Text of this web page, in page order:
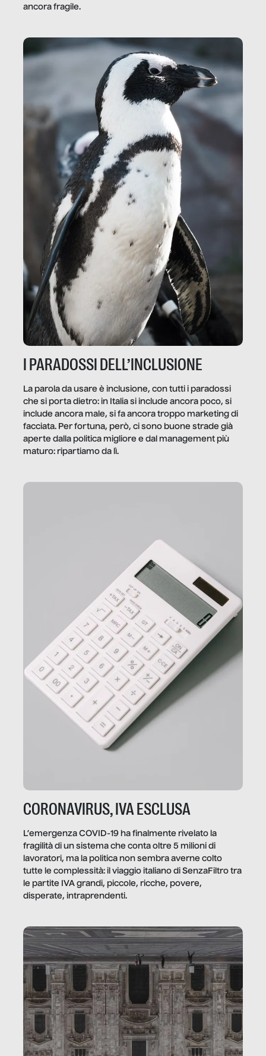
ancora fragile.
I PARADOSSI DELL’INCLUSIONE
La parola da usare è inclusione, con tutti i paradossi
che si porta dietro: in Italia si include ancora poco, si
include ancora male, si fa ancora troppo marketing di
facciata. Per fortuna, però, ci sono buone strade già
aperte dalla politica migliore e dal management più
maturo: ripartiamo da lì.
CORONAVIRUS, IVA ESCLUSA
L’emergenza COVID-19 ha finalmente rivelato la
fragilità di un sistema che conta oltre 5 milioni di
lavoratori, ma la politica non sembra averne colto
tutte le complessità: il viaggio italiano di SenzaFiltro tra
le partite IVA grandi, piccole, ricche, povere,
disperate, intraprendenti.